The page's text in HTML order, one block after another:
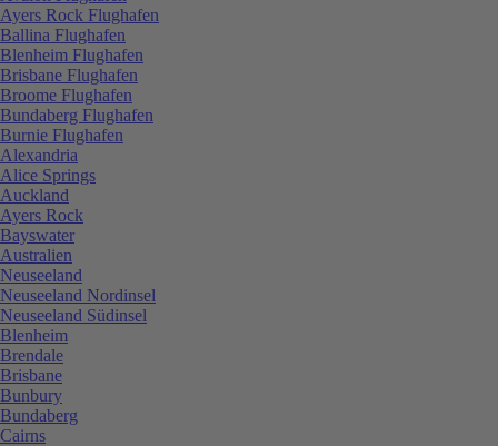
Ayers Rock Flughafen
Ballina Flughafen
Blenheim Flughafen
Brisbane Flughafen
Broome Flughafen
Bundaberg Flughafen
Burnie Flughafen
Alexandria
Alice Springs
Auckland
Ayers Rock
Bayswater
Australien
Neuseeland
Neuseeland Nordinsel
Neuseeland Südinsel
Blenheim
Brendale
Brisbane
Bunbury
Bundaberg
Cairns